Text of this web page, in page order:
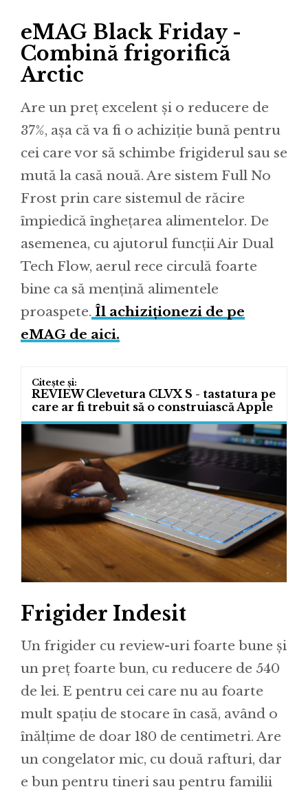
eMAG Black Friday -
Combină frigorifică
Arctic
Are un preț excelent și o reducere de
37%, așa că va fi o achiziție bună pentru
cei care vor să schimbe frigiderul sau se
mută la casă nouă. Are sistem Full No
Frost prin care sistemul de răcire
împiedică înghețarea alimentelor. De
asemenea, cu ajutorul funcții Air Dual
Tech Flow, aerul rece circulă foarte
bine ca să mențină alimentele
proaspete. Îl achiziționezi de pe
eMAG de aici.
REVIEW Clevetura CLVX S - tastatura pe
care ar fi trebuit să o construiască Apple
Frigider Indesit
Un frigider cu review-uri foarte bune și
un preț foarte bun, cu reducere de 540
de lei. E pentru cei care nu au foarte
mult spațiu de stocare în casă, având o
înălțime de doar 180 de centimetri. Are
un congelator mic, cu două rafturi, dar
e bun pentru tineri sau pentru familii